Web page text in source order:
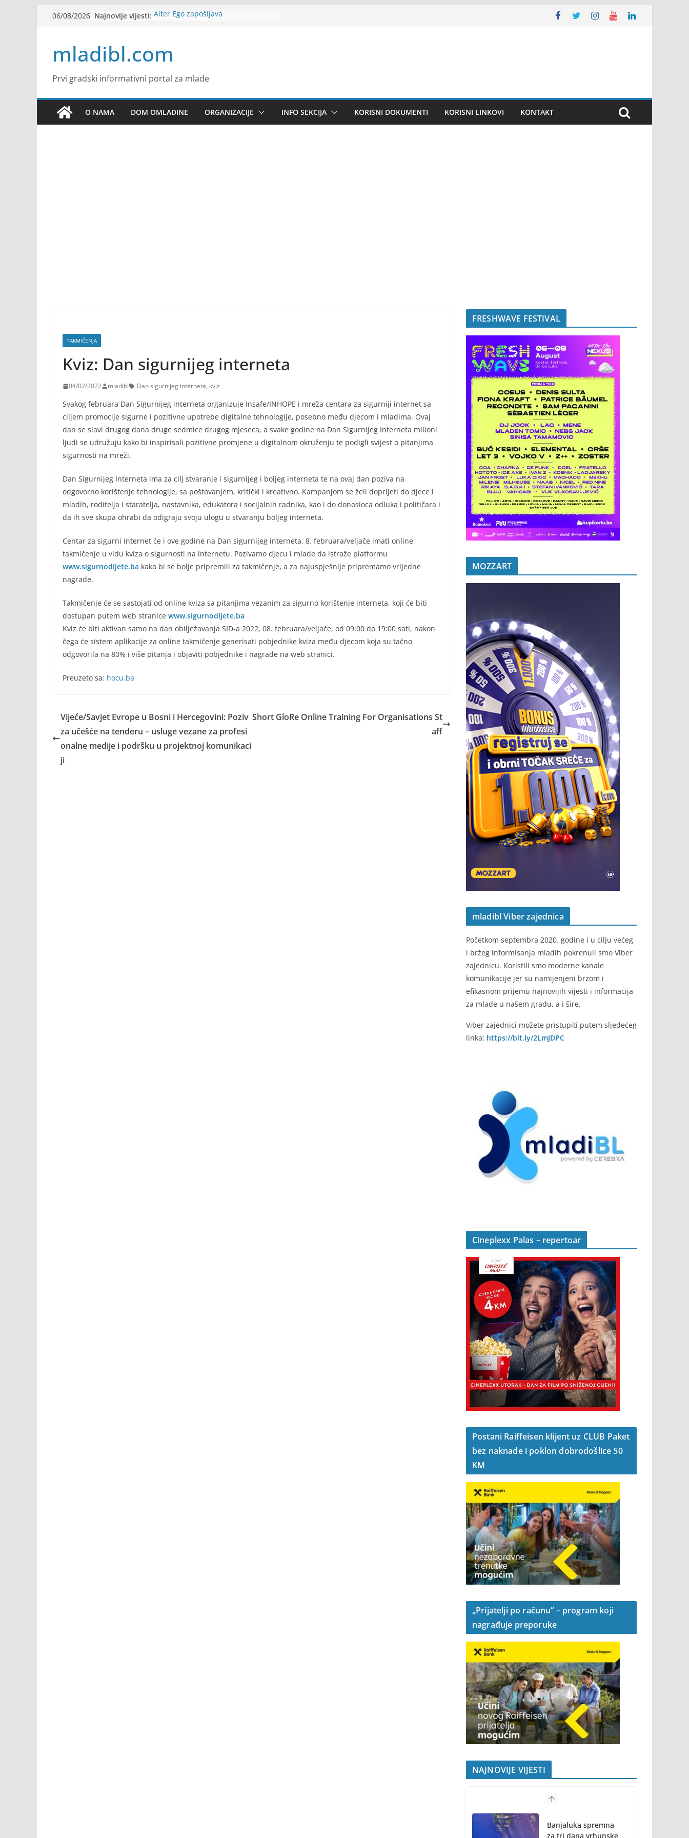
06/08/2026 Najnovije vijesti: Alter Ego zapošljava
Veranda zapošljava
mladibl.com
Prvi gradski informativni portal za mlade
O NAMA DOM OMLADINE ORGANIZACIJE INFO SEKCIJA KORISNI DOKUMENTI KORISNI LINKOVI KONTAKT
TAKMIČENJA
Kviz: Dan sigurnijeg interneta
04/02/2022 mladibl Dan sigurnijeg interneta, kviz
Svakog februara Dan Sigurnijeg interneta organizuje Insafe/INHOPE i mreža centara za sigurniji internet sa
ciljem promocije sigurne i pozitivne upotrebe digitalne tehnologije, posebno među djecom i mladima. Ovaj
dan se slavi drugog dana druge sedmice drugog mjeseca, a svake godine na Dan Sigurnijeg Interneta milioni
ljudi se udružuju kako bi inspirisali pozitivne promjene u digitalnom okruženju te podigli svijest o pitanjima
sigurnosti na mreži.
Dan Sigurnijeg Interneta ima za cilj stvaranje i sigurnijeg i boljeg interneta te na ovaj dan poziva na
odgovorno korištenje tehnologije, sa poštovanjem, kritički i kreativno. Kampanjom se želi doprijeti do djece i
mladih, roditelja i staratelja, nastavnika, edukatora i socijalnih radnika, kao i do donosioca odluka i političara i
da ih sve skupa ohrabi da odigraju svoju ulogu u stvaranju boljeg interneta.
Centar za sigurni internet će i ove godine na Dan sigurnijeg interneta, 8. februara/veljače imati online
takmičenje u vidu kviza o sigurnosti na internetu. Pozivamo djecu i mlade da istraže platformu
www.sigurnodijete.ba kako bi se bolje pripremili za takmičenje, a za najuspješnije pripremamo vrijedne
nagrade.
Takmičenje će se sastojati od online kviza sa pitanjima vezanim za sigurno korištenje interneta, koji će biti
dostupan putem web stranice www.sigurnodijete.ba
Kviz će biti aktivan samo na dan obilježavanja SID-a 2022, 08. februara/veljače, od 09:00 do 19:00 sati, nakon
čega će sistem aplikacije za online takmičenje generisati pobjednike kviza među djecom koja su tačno
odgovorila na 80% i više pitanja i objaviti pobjednike i nagrade na web stranici.
Preuzeto sa: hocu.ba
Vijeće/Savjet Evrope u Bosni i Hercegovini: Poziv
za učešće na tenderu – usluge vezane za profesi
onalne medije i podršku u projektnoj komunikaci
ji
Short GloRe Online Training For Organisations St
aff
FRESHWAVE FESTIVAL
MOZZART
mladibl Viber zajednica
Početkom septembra 2020. godine i u cilju većeg
i bržeg informisanja mladih pokrenuli smo Viber
zajednicu. Koristili smo moderne kanale
komunikacije jer su namijenjeni brzom i
efikasnom prijemu najnovijih vijesti i informacija
za mlade u našem gradu, a i šire.
Viber zajednici možete pristupiti putem sljedećeg
linka: https://bit.ly/2LmJDPC
Cineplexx Palas – repertoar
Postani Raiffeisen klijent uz CLUB Paket
bez naknade i poklon dobrodošlice 50
KM
„Prijatelji po računu“ – program koji
nagrađuje preporuke
NAJNOVIJE VIJESTI
Banjaluka spremna
za tri dana vrhunske